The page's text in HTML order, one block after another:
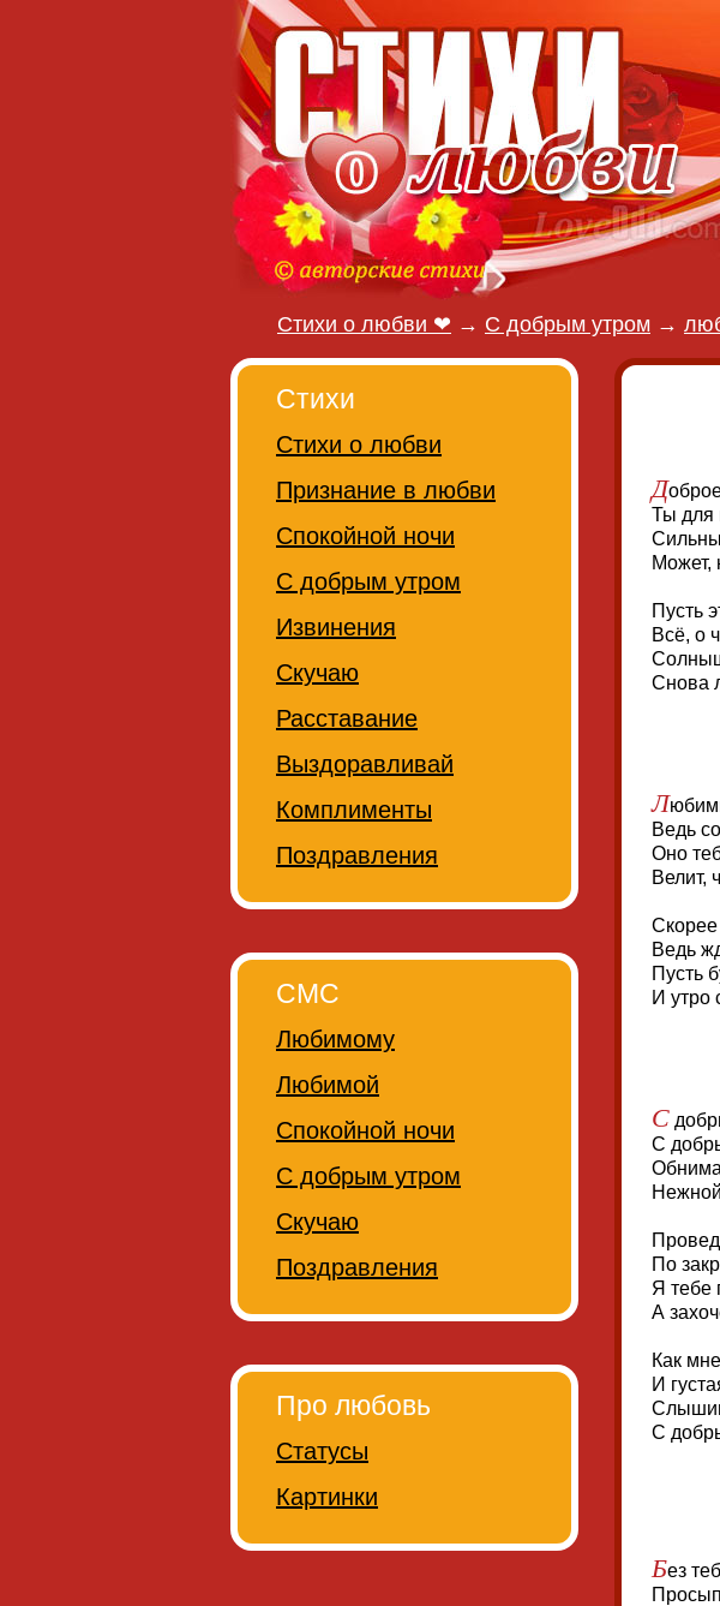
Стихи о любви ❤ → С добрым утром →
Д
Ты для
Может,
Пусть
Всё, о
Снова
Л
Ведь
Оно
Велит,
Скорее
Ведь
Пусть
И утро
С
С
По
Я тебе
А
Как
И
С
Без
Стихи
Стихи о любви
Признание в любви
Спокойной ночи
С добрым утром
Извинения
Скучаю
Расставание
Выздоравливай
Комплименты
Поздравления
СМС
Любимому
Любимой
Спокойной ночи
С добрым утром
Скучаю
Поздравления
Про любовь
Статусы
Картинки